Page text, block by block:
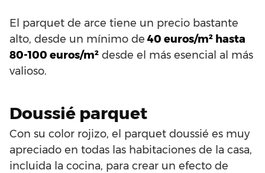
El parquet de arce tiene un precio bastante
alto, desde un mínimo de 40 euros/m² hasta
80-100 euros/m² desde el más esencial al más
valioso.
Doussié parquet
Con su color rojizo, el parquet doussié es muy
apreciado en todas las habitaciones de la casa,
incluida la cocina, para crear un efecto de